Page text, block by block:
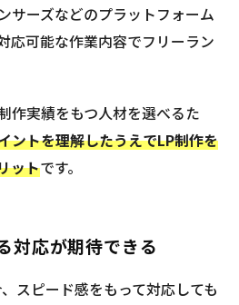
サーズなどのプラットフォーム
応可能な作業内容でフリーラン
作実績をもつ人材を選べるた
ントを理解したうえでLP制作を
ットです。
対応が期待できる
スピード感をもって対応しても